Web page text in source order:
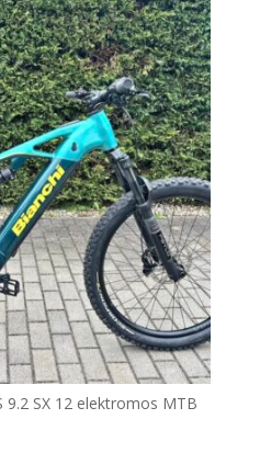
9.2 SX 12 elektromos MTB